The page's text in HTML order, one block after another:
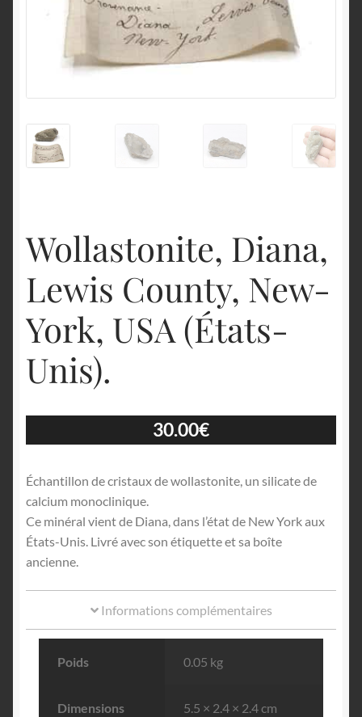
Wollastonite, Diana,
Lewis County, New-
York, USA (États-
Unis).
30.00€
Échantillon de cristaux de wollastonite, un silicate de
calcium monoclinique.
Ce minéral vient de Diana, dans l’état de New York aux
États-Unis. Livré avec son étiquette et sa boîte
ancienne.
Informations complémentaires
Poids 0.05 kg
Dimensions 5.5 × 2.4 × 2.4 cm